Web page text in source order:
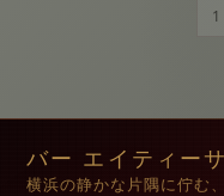
1
バー エイティー
横浜の静かな片隅に佇む